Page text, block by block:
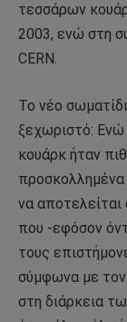
τεσσάρων
2003, ενώ στη
CERN.
Το νέο
ξεχωριστό: Ενώ
κουάρκ ήταν
προσκολλημένα
να
που -εφόσον
τους
σύμφωνα με
στη διάρκεια